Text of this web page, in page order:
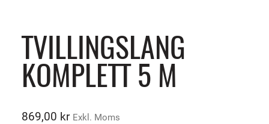
TVILLINGSLANG
KOMPLETT 5 M
869,00 kr Exkl. Moms